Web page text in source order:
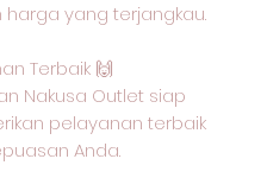
yang terjangkau.
Terbaik 🙌
Nakusa Outlet siap
pelayanan terbaik
Anda.